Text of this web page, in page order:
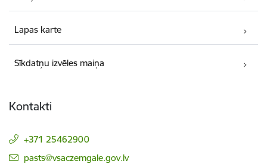
Lapas karte
Sīkdatņu izvēles maiņa
Kontakti
+371 25462900
E-pasts:
pasts@vsaczemgale.gov.lv